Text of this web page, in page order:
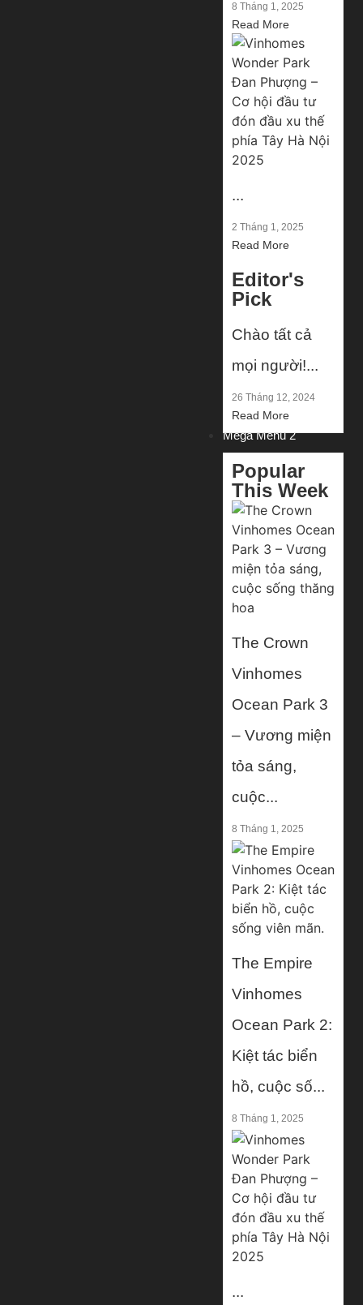
8 Tháng 1, 2025
Read More
...
2 Tháng 1, 2025
Read More
Editor's
Pick
Chào tất cả
mọi người!...
26 Tháng 12, 2024
Read More
Mega Menu 2
Popular
This Week
The Crown
Vinhomes
Ocean Park 3
– Vương miện
tỏa sáng,
cuộc...
8 Tháng 1, 2025
The Empire
Vinhomes
Ocean Park 2:
Kiệt tác biển
hồ, cuộc số...
8 Tháng 1, 2025
...